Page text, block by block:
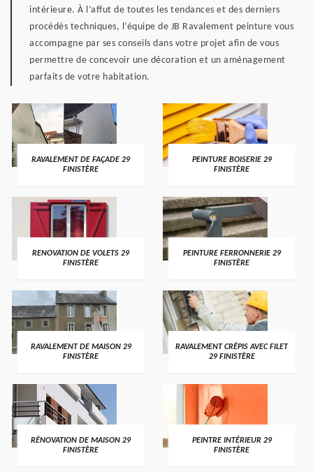
intérieure. À l’affut de toutes les tendances et des derniers
procédés techniques, l’équipe de JB Ravalement peinture vous
accompagne par ses conseils dans votre projet afin de vous
permettre de concevoir une décoration et un aménagement
parfaits de votre habitation.
RAVALEMENT DE FAÇADE 29
FINISTÈRE
PEINTURE BOISERIE 29
FINISTÈRE
RENOVATION DE VOLETS 29
FINISTÈRE
PEINTURE FERRONNERIE 29
FINISTÈRE
RAVALEMENT DE MAISON 29
FINISTÈRE
RAVALEMENT CRÉPIS AVEC FILET
29 FINISTÈRE
RÉNOVATION DE MAISON 29
FINISTÈRE
PEINTRE INTÉRIEUR 29
FINISTÈRE